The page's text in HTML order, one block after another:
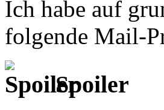
Ich habe auf
folgende Mail-
Spoiler